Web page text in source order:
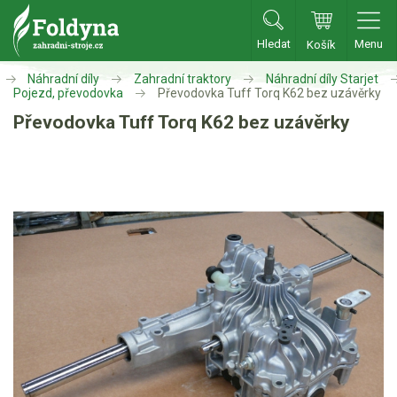
Hledat Košík Menu
Zahradní traktory
Zahradní traktory
Příslušenství
Akumulátorové sekačky
Robotické sekačky
Bubnové sekačky
Náhradní díly Zahradní traktory
Náhradní díly Starjet
Pojezd, převodovka
Převodovka Tuff Torq K62 bez uzávěrky
Převodovka Tuff Torq K62 bez uzávěrky